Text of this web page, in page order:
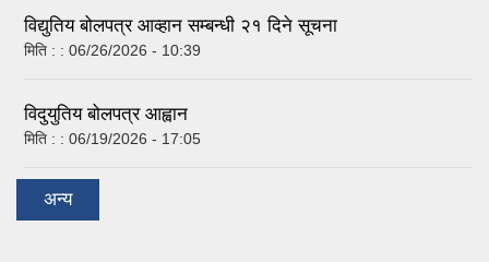
विद्युतिय बोलपत्र आव्हान सम्बन्धी २१ दिने सूचना
मिति : : 06/26/2026 - 10:39
विदुयुतिय बोलपत्र आह्वान
मिति : : 06/19/2026 - 17:05
अन्य